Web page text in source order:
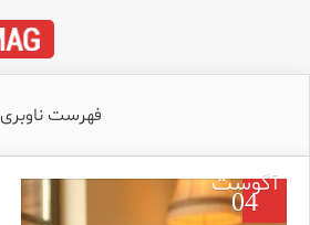
فهرست ناوبری
آگوست
04